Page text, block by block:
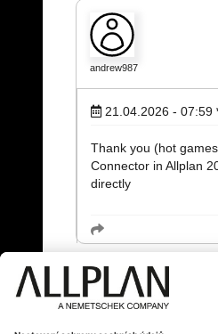
andrew987
21.04.2026 - 07:59
Thank you (hot
Connector in Allplan
directly